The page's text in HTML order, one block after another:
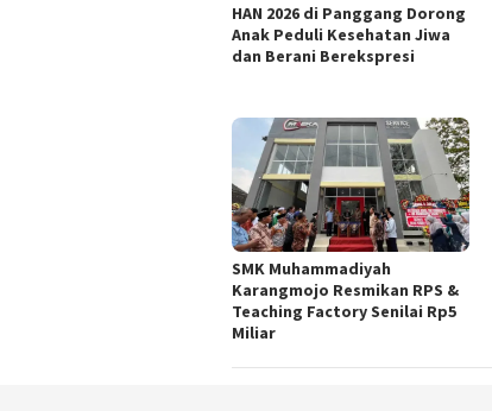
HAN 2026 di Panggang Dorong
Anak Peduli Kesehatan Jiwa
dan Berani Berekspresi
SMK Muhammadiyah
Karangmojo Resmikan RPS &
Teaching Factory Senilai Rp5
Miliar